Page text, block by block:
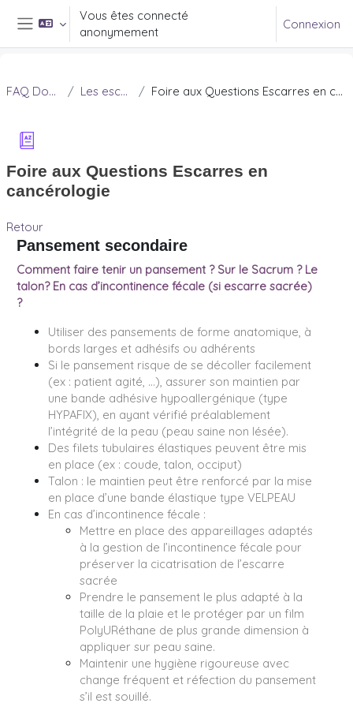
Passer au contenu principal
Panneau latéral
Vous êtes connecté
anonymement
Connexion
FAQ Douleur Les escarres Foire aux Questions Escarres en cancérologie
Foire aux Questions Escarres en
cancérologie
Retour
Pansement secondaire
Comment faire tenir un pansement ? Sur le Sacrum ? Le
talon? En cas d’incontinence fécale (si escarre sacrée)
?
Utiliser des pansements de forme anatomique, à
bords larges et adhésifs ou adhérents
Si le pansement risque de se décoller facilement
(ex : patient agité, …), assurer son maintien par
une bande adhésive hypoallergénique (type
HYPAFIX), en ayant vérifié préalablement
l’intégrité de la peau (peau saine non lésée).
Des filets tubulaires élastiques peuvent être mis
en place (ex : coude, talon, occiput)
Talon : le maintien peut être renforcé par la mise
en place d’une bande élastique type VELPEAU
En cas d’incontinence fécale :
Mettre en place des appareillages adaptés
à la gestion de l’incontinence fécale pour
préserver la cicatrisation de l’escarre
sacrée
Prendre le pansement le plus adapté à la
taille de la plaie et le protéger par un film
PolyURéthane de plus grande dimension à
appliquer sur peau saine.
Maintenir une hygiène rigoureuse avec
change fréquent et réfection du pansement
s’il est souillé.